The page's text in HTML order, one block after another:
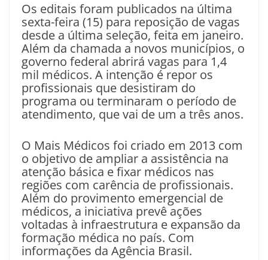
Os editais foram publicados na última
sexta-feira (15) para reposição de vagas
desde a última seleção, feita em janeiro.
Além da chamada a novos municípios, o
governo federal abrirá vagas para 1,4
mil médicos. A intenção é repor os
profissionais que desistiram do
programa ou terminaram o período de
atendimento, que vai de um a três anos.
O Mais Médicos foi criado em 2013 com
o objetivo de ampliar a assistência na
atenção básica e fixar médicos nas
regiões com carência de profissionais.
Além do provimento emergencial de
médicos, a iniciativa prevê ações
voltadas à infraestrutura e expansão da
formação médica no país. Com
informações da Agência Brasil.